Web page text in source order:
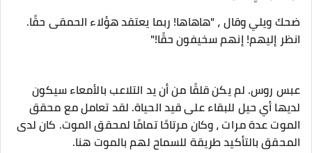
ضحك ويلي وقال ، "هاهاها! ربما يعتقد هؤلاء الحمقى حقًا.
انظر إليهم! إنهم سخيفون حقًا!"
عبس روس. لم يكن قلقًا من أن يد التلاعب بالأمعاء سيكون
لديها أي حيل للبقاء على قيد الحياة. لقد تعامل مع محقق
الموت عدة مرات ، وكان مرتاحًا تمامًا لمحقق الموت. كان لدى
المحقق بالتأكيد طريقة للسماح لهم بالموت هنا.